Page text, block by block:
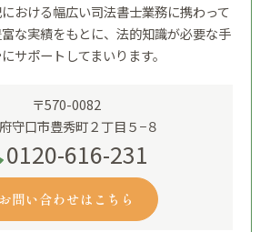
おける幅広い司法書士業務に携わって
な実績をもとに、法的知識が必要な手
サポートしてまいります。
〒570-0082
守口市豊秀町２丁目５−８
0120-616-231
お問い合わせはこちら